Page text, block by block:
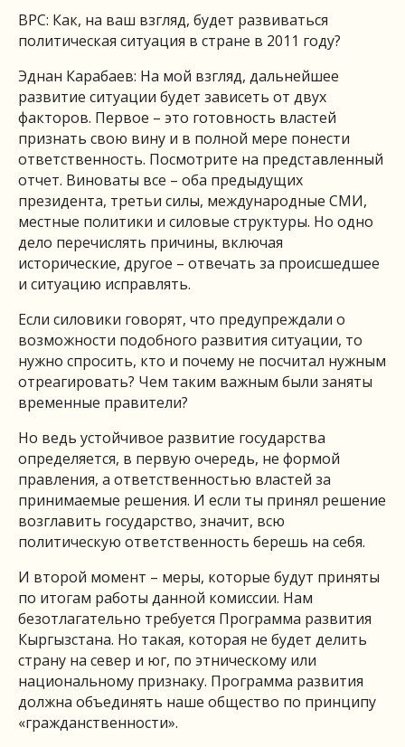
ВРС: Как, на ваш взгляд, будет развиваться
политическая ситуация в стране в 2011 году?
Эднан Карабаев: На мой взгляд, дальнейшее
развитие ситуации будет зависеть от двух
факторов. Первое – это готовность властей
признать свою вину и в полной мере понести
ответственность. Посмотрите на представленный
отчет. Виноваты все – оба предыдущих
президента, третьи силы, международные СМИ,
местные политики и силовые структуры. Но одно
дело перечислять причины, включая
исторические, другое – отвечать за происшедшее
и ситуацию исправлять.
Если силовики говорят, что предупреждали о
возможности подобного развития ситуации, то
нужно спросить, кто и почему не посчитал нужным
отреагировать? Чем таким важным были заняты
временные правители?
Но ведь устойчивое развитие государства
определяется, в первую очередь, не формой
правления, а ответственностью властей за
принимаемые решения. И если ты принял решение
возглавить государство, значит, всю
политическую ответственность берешь на себя.
И второй момент – меры, которые будут приняты
по итогам работы данной комиссии. Нам
безотлагательно требуется Программа развития
Кыргызстана. Но такая, которая не будет делить
страну на север и юг, по этническому или
национальному признаку. Программа развития
должна объединять наше общество по принципу
«гражданственности».